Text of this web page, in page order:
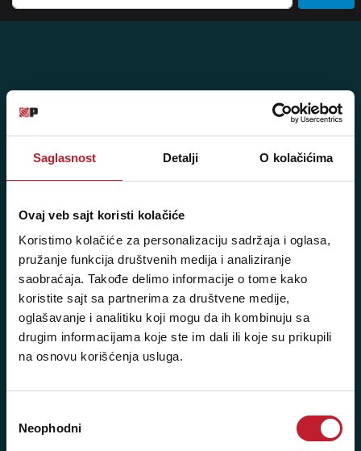
Saglasnost Detalji O kolačićima
Ovaj veb sajt koristi kolačiće
Koristimo kolačiće za personalizaciju sadržaja i oglasa,
pružanje funkcija društvenih medija i analiziranje
saobraćaja. Takođe delimo informacije o tome kako
koristite sajt sa partnerima za društvene medije,
oglašavanje i analitiku koji mogu da ih kombinuju sa
drugim informacijama koje ste im dali ili koje su prikupili
na osnovu korišćenja usluga.
сагласности
Neophodni
11103 Beograd, Srbija
Pozovite nas: +381 11 33-47-615
060/6470116
NAŠE PRODAVNICE
Beograd - Svetogorska 9
Telefoni: